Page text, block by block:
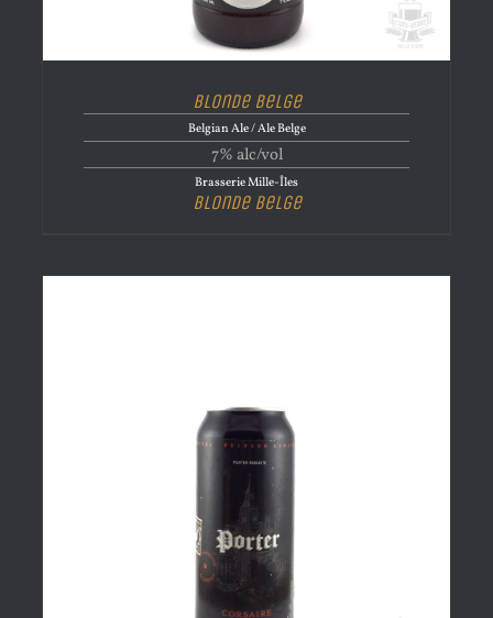
Blonde Belge
Belgian Ale / Ale Belge
7% alc/vol
Brasserie Mille-Îles
Blonde Belge